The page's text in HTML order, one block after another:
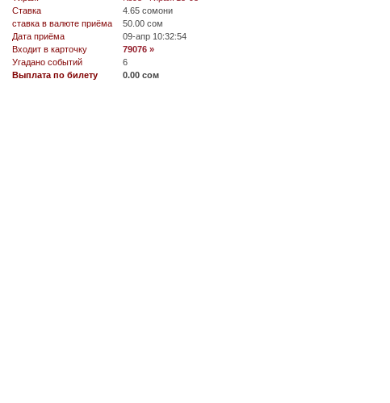
Ставка
4.65 сомони
ставка в валюте приёма
50.00 сом
Дата приёма
09-апр 10:32:54
Входит в карточку
79076 »
Угадано событий
6
Выплата по билету
0.00 сом